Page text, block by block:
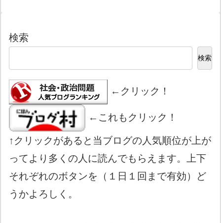
検索
検索
←クリック！
←これもクリック！
↑クリックがあると当ブログの人気順位が上が
ってより多くの人に読んでもらえます。上下
それぞれのボタンを（１日１回まで有効）ど
うかよろしく。